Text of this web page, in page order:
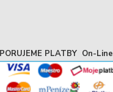
PLATBY On-Line